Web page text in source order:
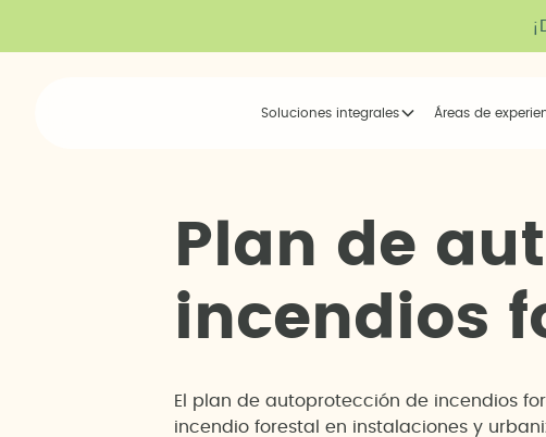
Soluciones integrales Áreas de
P an d e aut
incend ios f
El plan de autoprotección de incendios
incendio forestal en instalaciones y